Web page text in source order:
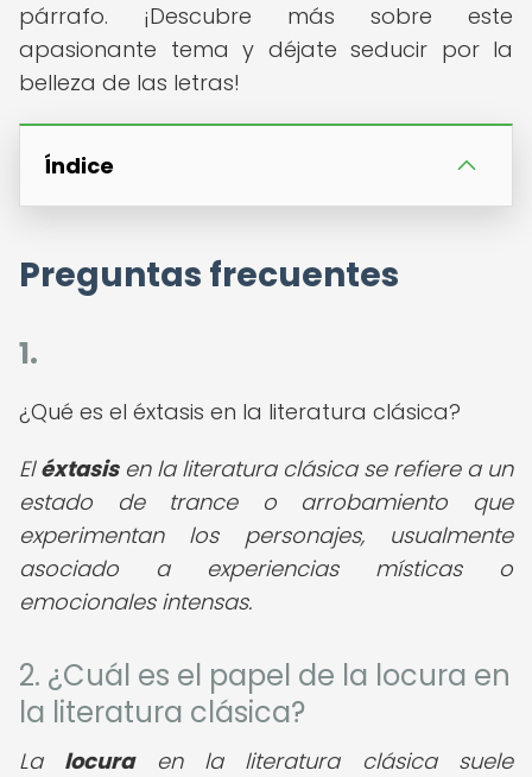
párrafo. ¡Descubre más sobre este
apasionante tema y déjate seducir por la
belleza de las letras!
Índice
Preguntas frecuentes
1.
¿Qué es el éxtasis en la literatura clásica?
Eléxtasisen la literatura clásica se refiere a un
estado de trance o arrobamiento que
experimentan los personajes, usualmente
asociado a experiencias místicas o
emocionales intensas.
2. ¿Cuál es el papel de la locura en
la literatura clásica?
La locuraen la literatura clásica suele